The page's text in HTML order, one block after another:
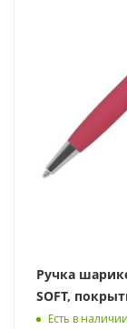
Ручка
SOFT,
Есть в наличии